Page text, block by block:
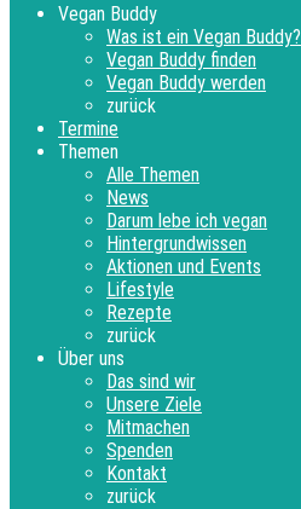
Vegan Buddy
Was ist ein Vegan Buddy?
Vegan Buddy finden
Vegan Buddy werden
zurück
Termine
Themen
Alle Themen
News
Darum lebe ich vegan
Hintergrundwissen
Aktionen und Events
Lifestyle
Rezepte
zurück
Über uns
Das sind wir
Unsere Ziele
Mitmachen
Spenden
Kontakt
zurück